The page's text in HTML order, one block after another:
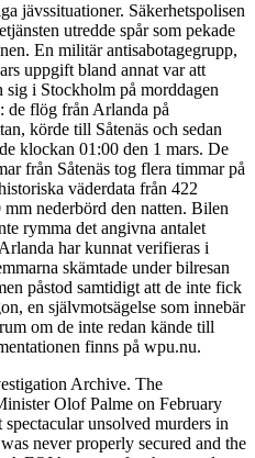
jävssituationer. Säkerhetspolisen
utredde spår som pekade
En militär antisabotagegrupp,
uppgift bland annat var att
sig i Stockholm på morddagen
de flög från Arlanda på
körde till Såtenäs och sedan
klockan 01:00 den 1 mars. De
från Såtenäs tog flera timmar på
väderdata från 422
nederbörd den natten. Bilen
rymma det angivna antalet
har kunnat verifieras i
skämtade under bilresan
påstod samtidigt att de inte fick
en självmotsägelse som innebär
om de inte redan kände till
finns på wpu.nu.
Archive. The
Olof Palme on February
unsolved murders in
never properly secured and the